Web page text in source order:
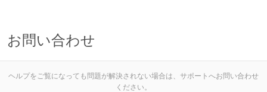
お問い合わせ
ヘルプをご覧になっても問題が解決されない場合は、サポートへお問い合わせ
ください。